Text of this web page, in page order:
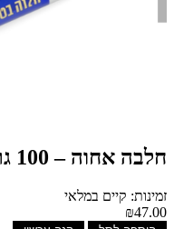
חלבה אחוה – 100 גרם × 20 יחידות (מארז)
זמינות: קיים במלאי
₪47.00